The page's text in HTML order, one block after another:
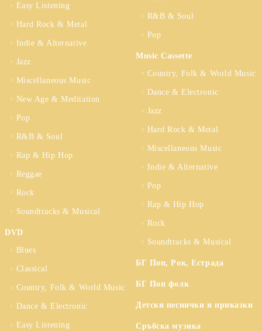
Easy Listening
Hard Rock & Metal
Indie & Alternative
Jazz
Miscellaneous Music
New Age & Meditation
Pop
R&B & Soul
Rap & Hip Hop
Reggae
Rock
Soundtracks & Musical
DVD
Blues
Classical
Country, Folk & World Music
Dance & Electronic
Easy Listening
R&B & Soul
Pop
Music Cassette
Country, Folk & World Music
Dance & Electronic
Jazz
Hard Rock & Metal
Miscellaneous Music
Indie & Alternative
Pop
Rap & Hip Hop
Rock
Soundtracks & Musical
БГ Поп, Рок, Естрада
БГ Поп фолк
Детски песнички и приказки
Сръбска музика